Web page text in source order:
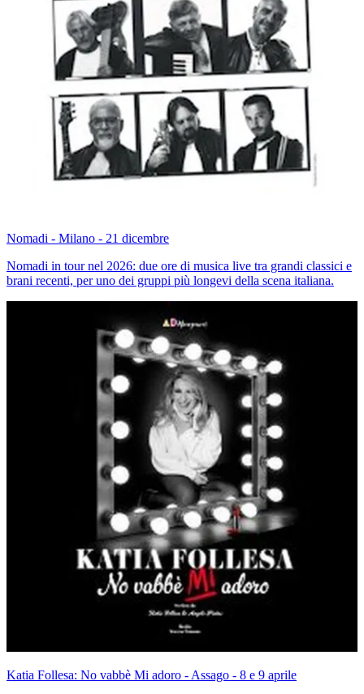
Nomadi - Milano - 21 dicembre
Nomadi in tour nel 2026: due ore di musica live tra grandi classici e
brani recenti, per uno dei gruppi più longevi della scena italiana.
Katia Follesa: No vabbè Mi adoro - Assago - 8 e 9 aprile